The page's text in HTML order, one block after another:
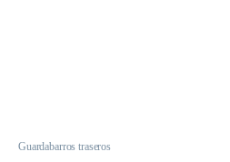
Guardabarros traseros